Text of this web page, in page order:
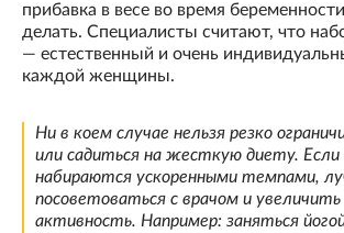
прибавка в весе во время
делать. Специалисты считают, что
— естественный и очень
каждой женщины.
Ни в коем случае нельзя резко
или садиться на жесткую диету.
набираются ускоренными темпами,
посоветоваться с врачом и
активность. Например: заняться